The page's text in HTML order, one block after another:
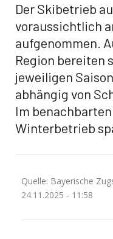
Der Skibetrieb
voraussichtlich
aufgenommen.
Region bereiten
jeweiligen
abhängig von
Im
Winterbetrieb
Quelle: Bayerische
24.11.2025 - 11:58